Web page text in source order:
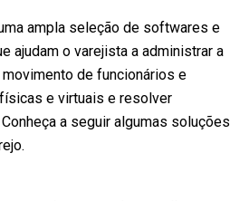
ampla seleção de softwares e
ajudam o varejista a administrar a
de funcionários e
e virtuais e resolver
a seguir algumas soluções